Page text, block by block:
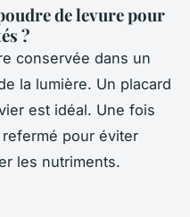
de levure pour
?
conservée dans un
la lumière. Un placard
est idéal. Une fois
pour éviter
les nutriments.